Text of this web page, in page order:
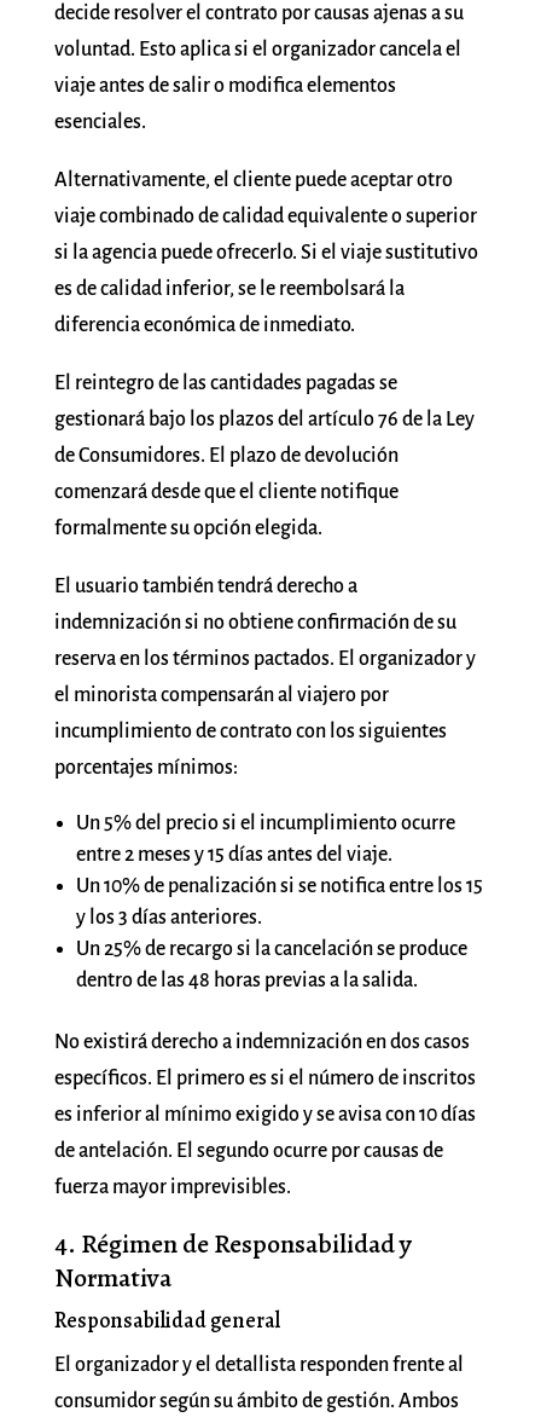
decide resolver el contrato por causas ajenas a su
voluntad. Esto aplica si el organizador cancela el
viaje antes de salir o modifica elementos
esenciales.
Alternativamente, el cliente puede aceptar otro
viaje combinado de calidad equivalente o superior
si la agencia puede ofrecerlo. Si el viaje sustitutivo
es de calidad inferior, se le reembolsará la
diferencia económica de inmediato.
El reintegro de las cantidades pagadas se
gestionará bajo los plazos del artículo 76 de la Ley
de Consumidores. El plazo de devolución
comenzará desde que el cliente notifique
formalmente su opción elegida.
El usuario también tendrá derecho a
indemnización si no obtiene confirmación de su
reserva en los términos pactados. El organizador y
el minorista compensarán al viajero por
incumplimiento de contrato con los siguientes
porcentajes mínimos:
Un 5% del precio si el incumplimiento ocurre
entre 2 meses y 15 días antes del viaje.
Un 10% de penalización si se notifica entre los 15
y los 3 días anteriores.
Un 25% de recargo si la cancelación se produce
dentro de las 48 horas previas a la salida.
No existirá derecho a indemnización en dos casos
específicos. El primero es si el número de inscritos
es inferior al mínimo exigido y se avisa con 10 días
de antelación. El segundo ocurre por causas de
fuerza mayor imprevisibles.
4. Régimen de Responsabilidad y
Normativa
Responsabilidad general
El organizador y el detallista responden frente al
consumidor según su ámbito de gestión. Ambos